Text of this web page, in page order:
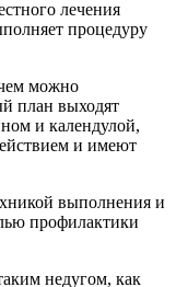
лечения
процедуру
можно
план выходят
и календулой,
и имеют
выполнения и
профилактики
недугом, как